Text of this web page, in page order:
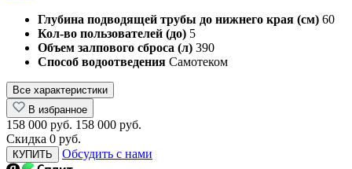
Глубина подводящей трубы до нижнего края (см) 60
Кол-во пользователей (до) 5
Объем залпового сброса (л) 390
Способ водоотведения Самотеком
Все характеристики
В избранное
158 000 руб. 158 000 руб.
Скидка 0 руб.
КУПИТЬ Обсудить с нами